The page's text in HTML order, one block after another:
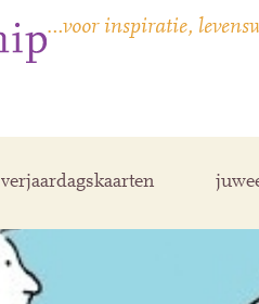
…voor inspiratie,
verjaardagskaarten